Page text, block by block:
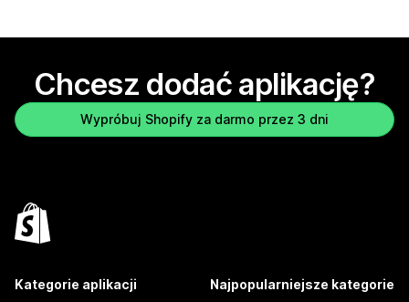
Chcesz dodać aplikację?
Wypróbuj Shopify za darmo przez 3 dni
Kategorie aplikacji Najpopularniejsze kategorie